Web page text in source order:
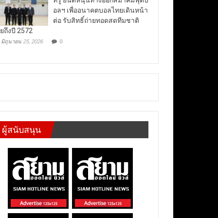
อลฯ เพื่ออนาคตบอลไทยเดินหน้า
ต่อ รับสิทธิ์ถ่ายทอดสดทีมชาติ
ถึงปี 2572
มิถุนายน 25, 2026 0
ผู้สนับสนุน